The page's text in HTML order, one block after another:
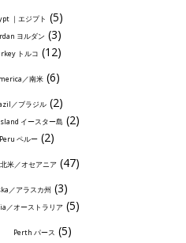
｜エジプト (5)
ヨルダン (3)
トルコ (12)
／南米 (6)
／ブラジル (2)
イースター島 (2)
Peru ペルー (2)
米／オセアニア (47)
／アラスカ州 (3)
／オーストラリア (5)
Perth パース (5)